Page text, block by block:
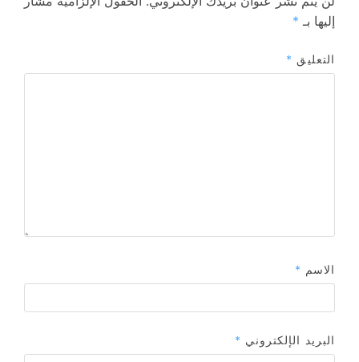
إليها بـ *
التعليق *
الاسم *
البريد الإلكتروني *